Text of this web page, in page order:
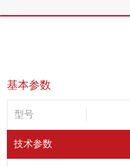
基本参数
型号
技术参数